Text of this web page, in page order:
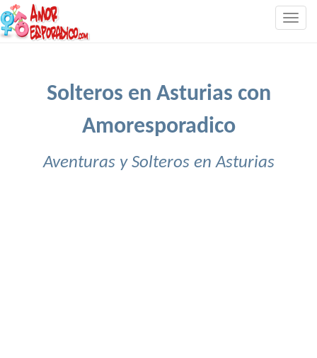
Solteros en Asturias con
Amoresporadico
Aventuras y Solteros en Asturias